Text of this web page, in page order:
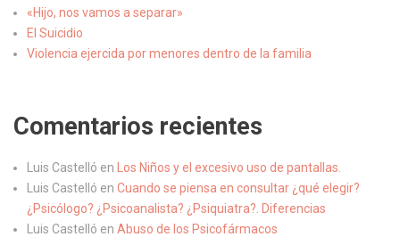
«Hijo, nos vamos a separar»
El Suicidio
Violencia ejercida por menores dentro de la familia
Comentarios recientes
Luis Castelló en
Los Niños y el excesivo uso de pantallas.
Luis Castelló en Cuando se piensa en consultar ¿qué elegir?
¿Psicólogo? ¿Psicoanalista? ¿Psiquiatra?. Diferencias
Luis Castelló en Abuso de los Psicofármacos